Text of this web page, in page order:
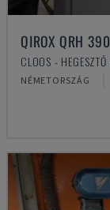
QIROX QRH 390
CLOOS - HEGESZTŐ
NÉMETORSZÁG